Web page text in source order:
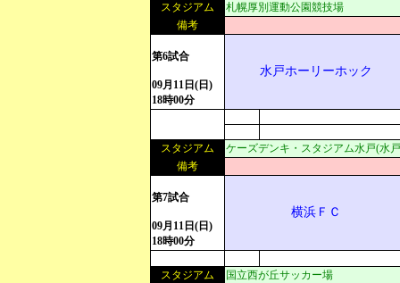
スタジアム
札幌厚別運動公園競技場
備考
第6試合
09月11日(日)
18時00分
水戸ホーリーホック
スタジアム
ケーズデンキ・スタジアム水戸(水
備考
第7試合
09月11日(日)
18時00分
横浜ＦＣ
スタジアム
国立西が丘サッカー場